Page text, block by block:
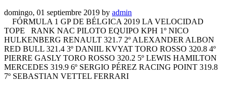
domingo, 01 septiembre 2019 by admin
FÓRMULA 1 GP DE BÉLGICA 2019 LA VELOCIDAD
TOPE RANK NAC PILOTO EQUIPO KPH 1º NICO
HULKENBERG RENAULT 321.7 2º ALEXANDER ALBON
RED BULL 321.4 3º DANIIL KVYAT TORO ROSSO 320.8 4º
PIERRE GASLY TORO ROSSO 320.2 5º LEWIS HAMILTON
MERCEDES 319.9 6º SERGIO PÉREZ RACING POINT 319.8
7º SEBASTIAN VETTEL FERRARI